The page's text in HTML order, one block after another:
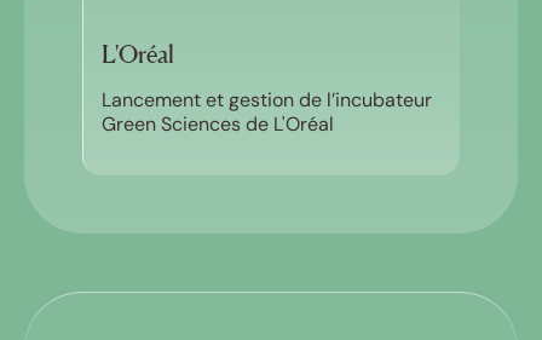
L'Oréal
Lancement et gestion de l’incubateur
Green Sciences de L'Oréal